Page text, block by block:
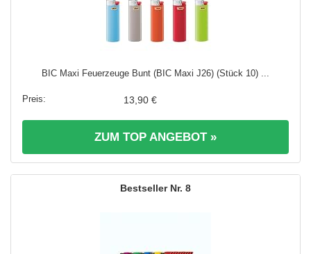
BIC Maxi Feuerzeuge Bunt (BIC Maxi J26) (Stück 10) ...
13,90 €
ZUM TOP ANGEBOT »
8